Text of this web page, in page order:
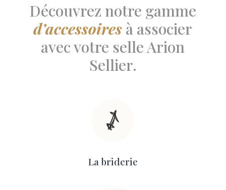
Découvrez notre gamme
d’accessoires à associer
avec votre selle Arion
Sellier.
La briderie